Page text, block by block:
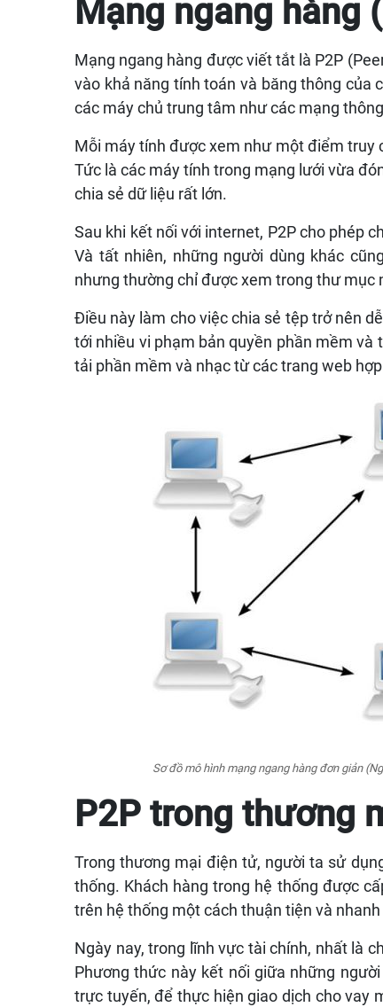
Mạng ngang hàng
Mạng ngang hàng được viết tắt là P2P
vào khả năng tính toán và băng thông của
các máy chủ trung tâm như các mạng
Mỗi máy tính được xem như một điểm truy
Tức là các máy tính trong mạng lưới vừa
chia sẻ dữ liệu rất lớn.
Sau khi kết nối với internet, P2P cho phép
Và tất nhiên, những người dùng khác
nhưng thường chỉ được xem trong thư mục
Điều này làm cho việc chia sẻ tệp trở nên
tới nhiều vi phạm bản quyền phần mềm và
tải phần mềm và nhạc từ các trang web
Sơ đồ mô hình mạng ngang hàng đơn giản
P2P trong thương
Trong thương mại điện tử, người ta sử
thống. Khách hàng trong hệ thống được
trên hệ thống một cách thuận tiện và
Ngày nay, trong lĩnh vực tài chính, nhất là
Phương thức này kết nối giữa những
trực tuyến, để thực hiện giao dịch cho vay